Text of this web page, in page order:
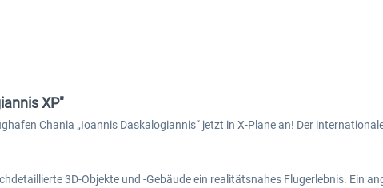
XP"
Chania „Ioannis Daskalogiannis“ jetzt in X-Plane an! Der
3D-Objekte und -Gebäude ein realitätsnahes Flugerlebnis. Ein